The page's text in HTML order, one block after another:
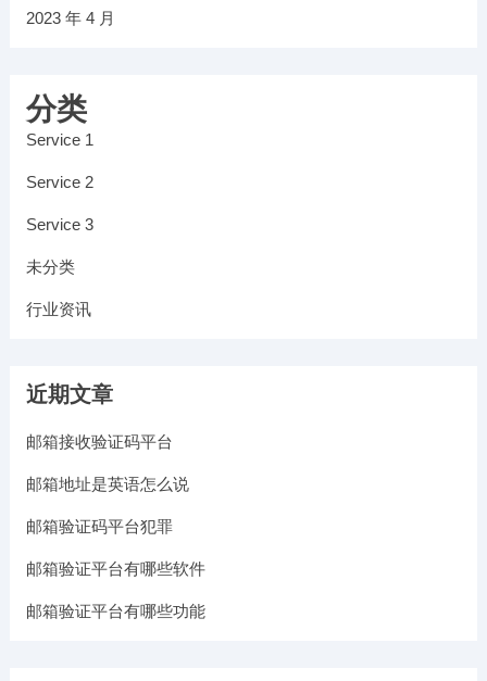
2023 年 4 月
分类
Service 1
Service 2
Service 3
未分类
行业资讯
近期文章
邮箱接收验证码平台
邮箱地址是英语怎么说
邮箱验证码平台犯罪
邮箱验证平台有哪些软件
邮箱验证平台有哪些功能